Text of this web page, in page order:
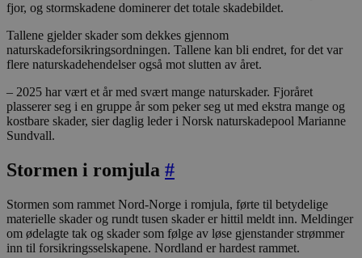
fjor, og stormskadene dominerer det totale skadebildet.
Tallene gjelder skader som dekkes gjennom
naturskadeforsikringsordningen. Tallene kan bli endret, for det var
flere naturskadehendelser også mot slutten av året.
– 2025 har vært et år med svært mange naturskader. Fjoråret
plasserer seg i en gruppe år som peker seg ut med ekstra mange og
kostbare skader, sier daglig leder i Norsk naturskadepool Marianne
Sundvall.
Stormen i romjula #
Stormen som rammet Nord-Norge i romjula, førte til betydelige
materielle skader og rundt tusen skader er hittil meldt inn. Meldinger
om ødelagte tak og skader som følge av løse gjenstander strømmer
inn til forsikringsselskapene. Nordland er hardest rammet.